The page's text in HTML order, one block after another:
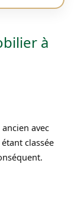
à
avec
classée